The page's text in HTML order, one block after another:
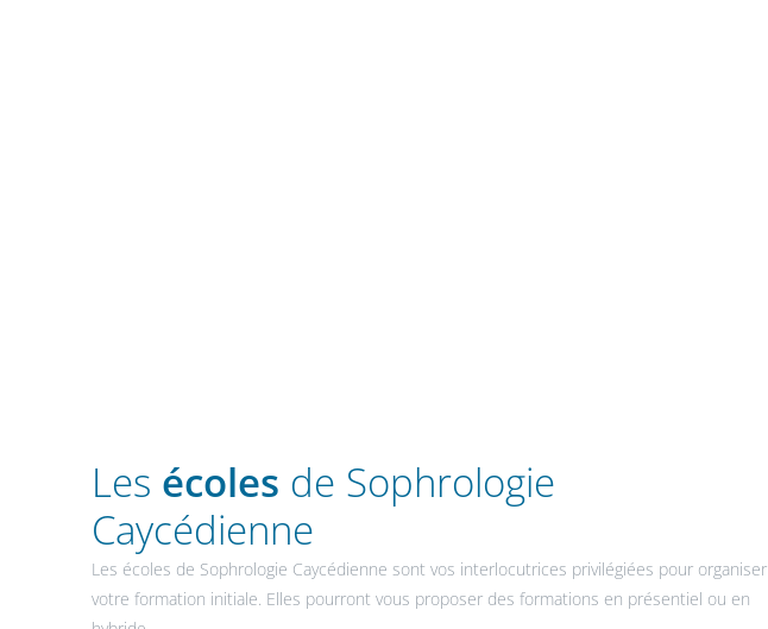
Les écoles de Sophrologie
Caycédienne
Les écoles de Sophrologie Caycédienne sont vos interlocutrices privilégiées pour organiser
votre formation initiale. Elles pourront vous proposer des formations en présentiel ou en